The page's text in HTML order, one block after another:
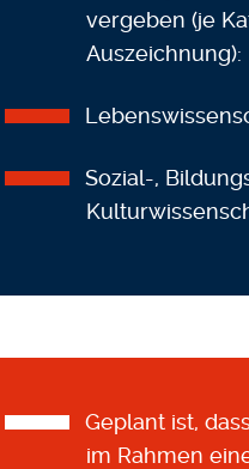
vergeben (je
Auszeichnung):
Sozial-,
Geplant ist,
im Rahmen